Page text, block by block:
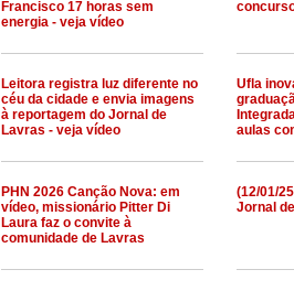
Francisco 17 horas sem
energia - veja vídeo
Leitora registra luz diferente no
céu da cidade e envia imagens
à reportagem do Jornal de
Lavras - veja vídeo
Ufla
aulas
PHN 2026 Canção Nova: em
vídeo, missionário Pitter Di
Laura faz o convite à
comunidade de Lavras
(12/01/
Jornal